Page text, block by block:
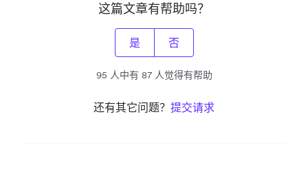
这篇文章有帮助吗？
是 否
95 人中有 87 人觉得有帮助
还有其它问题？ 提交请求